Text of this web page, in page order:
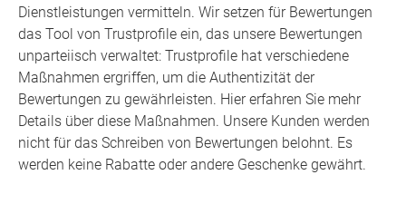
Dienstleistungen vermitteln. Wir setzen für Bewertungen
das Tool von Trustprofile ein, das unsere Bewertungen
unparteiisch verwaltet: Trustprofile hat verschiedene
Maßnahmen ergriffen, um die Authentizität der
Bewertungen zu gewährleisten. Hier erfahren Sie mehr
Details über diese Maßnahmen. Unsere Kunden werden
nicht für das Schreiben von Bewertungen belohnt. Es
werden keine Rabatte oder andere Geschenke gewährt.